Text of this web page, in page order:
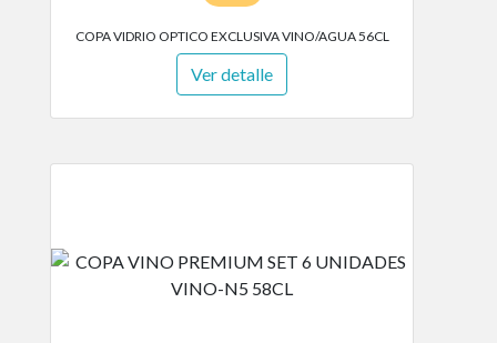
COPA VIDRIO OPTICO EXCLUSIVA VINO/AGUA 56CL
Ver detalle